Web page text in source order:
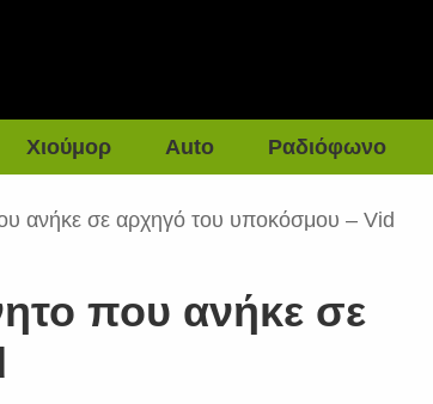
Χιούμορ Auto Ραδιόφωνο
ανήκε σε αρχηγό του υποκόσμου – Vid
που ανήκε σε